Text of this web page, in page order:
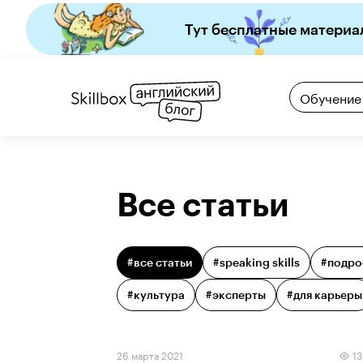
Тут бесплатные
Обучение
Все статьи
#все статьи #speaking skills #
#культура #эксперты #для карьеры
26 марта 2021